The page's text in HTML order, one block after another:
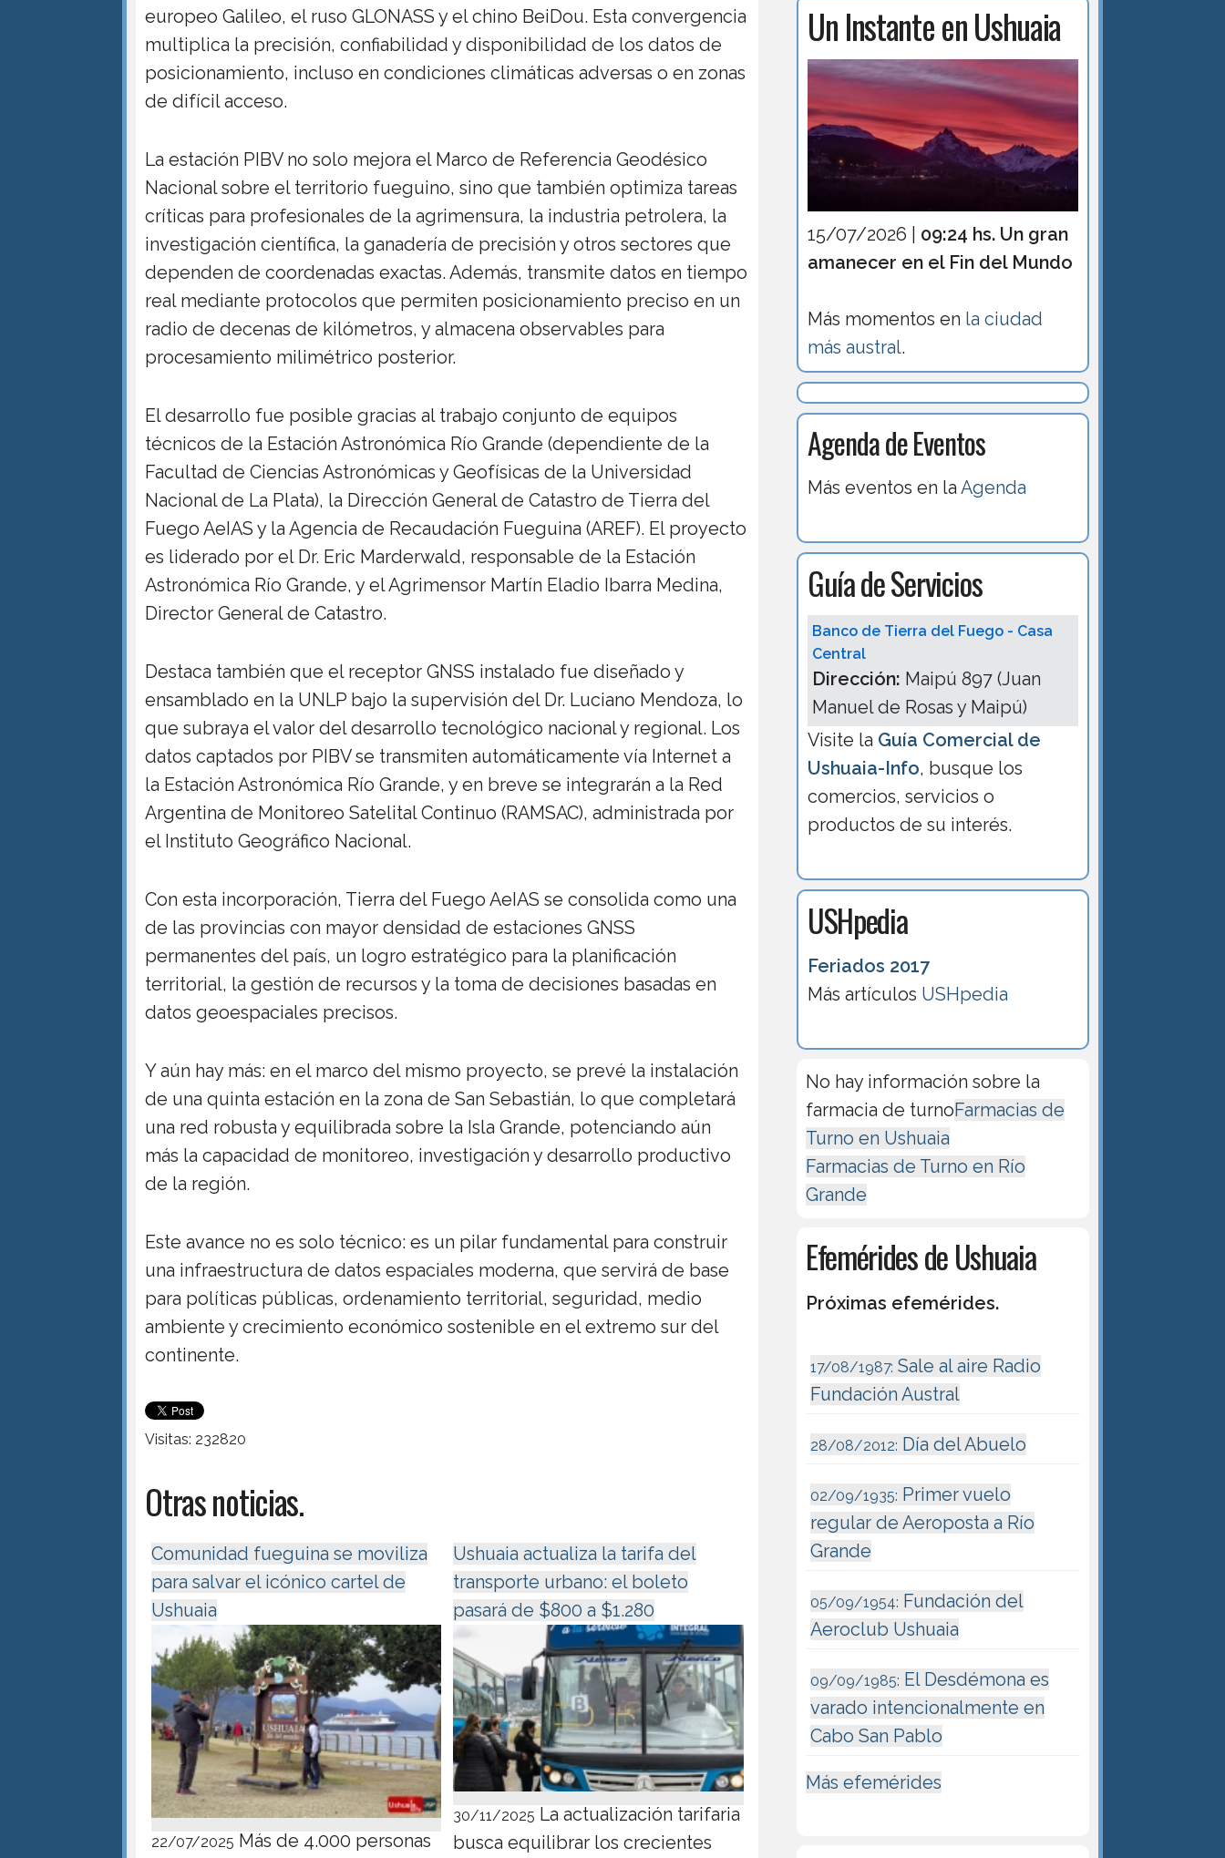
europeo Galileo, el ruso GLONASS y el chino BeiDou. Esta convergencia
multiplica la precisión, confiabilidad y disponibilidad de los datos de
posicionamiento, incluso en condiciones climáticas adversas o en zonas
de difícil acceso.
La estación PIBV no solo mejora el Marco de Referencia Geodésico
Nacional sobre el territorio fueguino, sino que también optimiza tareas
críticas para profesionales de la agrimensura, la industria petrolera, la
investigación científica, la ganadería de precisión y otros sectores que
dependen de coordenadas exactas. Además, transmite datos en tiempo
real mediante protocolos que permiten posicionamiento preciso en un
radio de decenas de kilómetros, y almacena observables para
procesamiento milimétrico posterior.
El desarrollo fue posible gracias al trabajo conjunto de equipos
técnicos de la Estación Astronómica Río Grande (dependiente de la
Facultad de Ciencias Astronómicas y Geofísicas de la Universidad
Nacional de La Plata), la Dirección General de Catastro de Tierra del
Fuego AeIAS y la Agencia de Recaudación Fueguina (AREF). El proyecto
es liderado por el Dr. Eric Marderwald, responsable de la Estación
Astronómica Río Grande, y el Agrimensor Martín Eladio Ibarra Medina,
Director General de Catastro.
Destaca también que el receptor GNSS instalado fue diseñado y
ensamblado en la UNLP bajo la supervisión del Dr. Luciano Mendoza, lo
que subraya el valor del desarrollo tecnológico nacional y regional. Los
datos captados por PIBV se transmiten automáticamente vía Internet a
la Estación Astronómica Río Grande, y en breve se integrarán a la Red
Argentina de Monitoreo Satelital Continuo (RAMSAC), administrada por
el Instituto Geográfico Nacional.
Con esta incorporación, Tierra del Fuego AeIAS se consolida como una
de las provincias con mayor densidad de estaciones GNSS
permanentes del país, un logro estratégico para la planificación
territorial, la gestión de recursos y la toma de decisiones basadas en
datos geoespaciales precisos.
Y aún hay más: en el marco del mismo proyecto, se prevé la instalación
de una quinta estación en la zona de San Sebastián, lo que completará
una red robusta y equilibrada sobre la Isla Grande, potenciando aún
más la capacidad de monitoreo, investigación y desarrollo productivo
de la región.
Este avance no es solo técnico: es un pilar fundamental para construir
una infraestructura de datos espaciales moderna, que servirá de base
para políticas públicas, ordenamiento territorial, seguridad, medio
ambiente y crecimiento económico sostenible en el extremo sur del
continente.
Visitas: 232820
Otras noticias.
Comunidad fueguina se moviliza
para salvar el icónico cartel de
Ushuaia
22/07/2025 Más de 4.000 personas
Ushuaia actualiza la tarifa del
transporte urbano: el boleto
pasará de $800 a $1.280
30/11/2025 La actualización tarifaria
busca equilibrar los crecientes
Un Instante en Ushuaia
15/07/2026 | 09:24 hs. Un gran
amanecer en el Fin del Mundo
Más momentos en la ciudad
más austral.
Agenda de Eventos
Más eventos en laAgenda
Guía de Servicios
Banco de Tierra del Fuego - Casa
Central
Dirección: Maipú 897 (Juan
Manuel de Rosas y Maipú)
Visite la Guía Comercial de
Ushuaia-Info, busque los
comercios, servicios o
productos de su interés.
USHpedia
Feriados 2017
Más artículos USHpedia
No hay información sobre la
farmacia de turnoFarmacias de
Turno en Ushuaia
Farmacias de Turno en Río
Grande
Efemérides de Ushuaia
Próximas efemérides.
17/08/1987: Sale al aire Radio
Fundación Austral
28/08/2012: Día del Abuelo
02/09/1935: Primer vuelo
regular de Aeroposta a Río
Grande
05/09/1954: Fundación del
Aeroclub Ushuaia
09/09/1985: El Desdémona es
varado intencionalmente en
Cabo San Pablo
Más efemérides